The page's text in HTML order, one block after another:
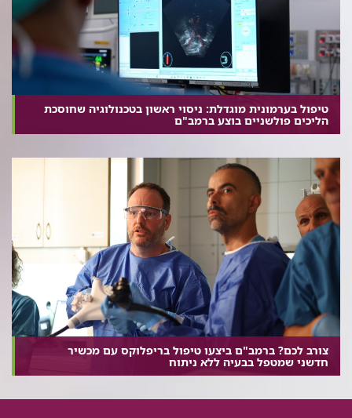
טיפול בערמונית מוגדלת: ניסוי ראשון בטכנולוגיה שחוסכת
הליכים פולשניים בוצע ברמב"ם
צורב לכם? ברמב"ם ביצעו טיפול בריפלוקס עם מכשיר
חדשני שמטפל בבעיה ללא ניתוח